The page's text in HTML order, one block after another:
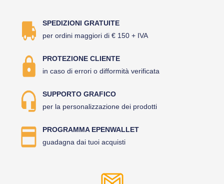
SPEDIZIONI GRATUITE
per ordini maggiori di € 150 + IVA
PROTEZIONE CLIENTE
in caso di errori o difformità verificata
SUPPORTO GRAFICO
per la personalizzazione dei prodotti
PROGRAMMA EPENWALLET
guadagna dai tuoi acquisti